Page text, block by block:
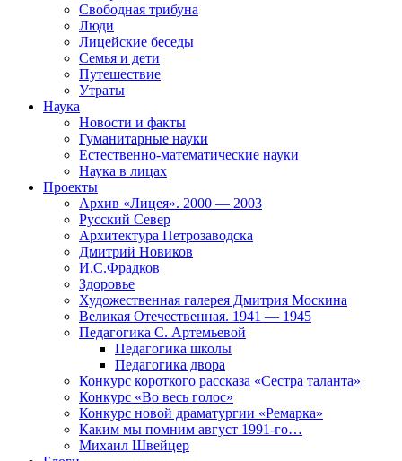
Свободная трибуна
Люди
Лицейские беседы
Семья и дети
Путешествие
Утраты
Наука
Новости и факты
Гуманитарные науки
Естественно-математические науки
Наука в лицах
Проекты
Архив «Лицея». 2000 — 2003
Русский Север
Архитектура Петрозаводска
Дмитрий Новиков
И.С.Фрадков
Здоровье
Художественная галерея Дмитрия Москина
Великая Отечественная. 1941 — 1945
Педагогика С. Артемьевой
Педагогика школы
Педагогика двора
Конкурс короткого рассказа «Сестра таланта»
Конкурс «Во весь голос»
Конкурс новой драматургии «Ремарка»
Каким мы помним август 1991-го…
Михаил Швейцер